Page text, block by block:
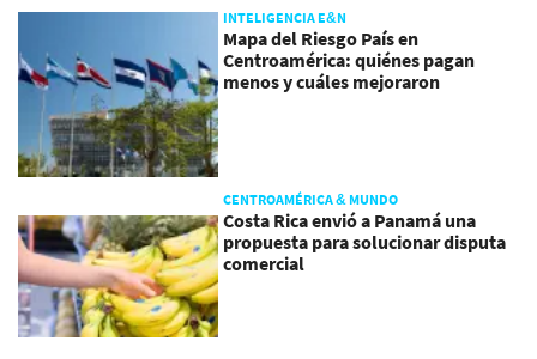
INTELIGENCIA E&N
Mapa del Riesgo País en
Centroamérica: quiénes pagan
menos y cuáles mejoraron
CENTROAMÉRICA & MUNDO
Costa Rica envió a Panamá una
propuesta para solucionar disputa
comercial